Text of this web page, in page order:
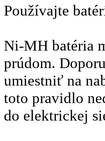
Používajte
Ni-MH batéria
prúdom.
umiestniť na
toto pravidlo
do elektrickej